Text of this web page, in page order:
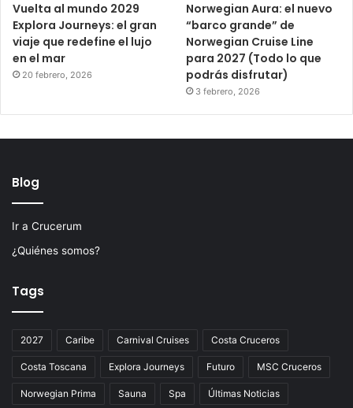
Vuelta al mundo 2029
Explora Journeys: el gran
viaje que redefine el lujo
en el mar
20 febrero, 2026
Norwegian Aura: el nuevo
“barco grande” de
Norwegian Cruise Line
para 2027 (Todo lo que
podrás disfrutar)
3 febrero, 2026
Blog
Ir a Crucerum
¿Quiénes somos?
Tags
2027 Caribe Carnival Cruises Costa Cruceros
Costa Toscana Explora Journeys Futuro MSC Cruceros
Norwegian Prima Sauna Spa Últimas Noticias